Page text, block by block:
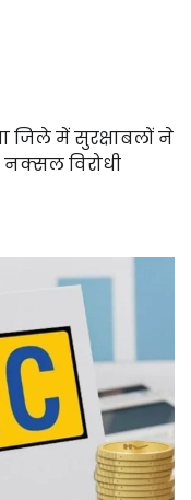
जिले में सुरक्षाबलों ने
विरोधी